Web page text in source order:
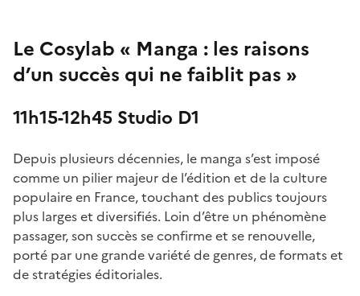
Le Cosylab « Manga : les raisons
d’un succès qui ne faiblit pas »
11h15-12h45 Studio D1
Depuis plusieurs décennies, le manga s’est imposé
comme un pilier majeur de l’édition et de la culture
populaire en France, touchant des publics toujours
plus larges et diversifiés. Loin d’être un phénomène
passager, son succès se confirme et se renouvelle,
porté par une grande variété de genres, de formats et
de stratégies éditoriales.